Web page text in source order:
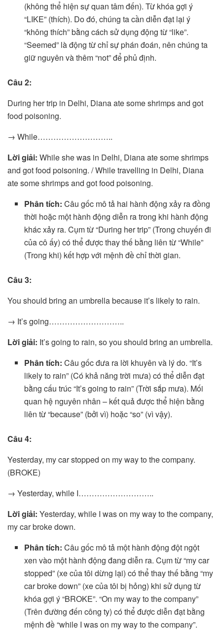
(không thể hiện sự quan tâm đến). Từ khóa gợi ý
“LIKE” (thích). Do đó, chúng ta cần diễn đạt lại ý
“không thích” bằng cách sử dụng động từ “like”.
“Seemed” là động từ chỉ sự phán đoán, nên chúng ta
giữ nguyên và thêm “not” để phủ định.
Câu 2:
During her trip in Delhi, Diana ate some shrimps and got
food poisoning.
→ While………………………..
Lời giải: While she was in Delhi, Diana ate some shrimps
and got food poisoning. / While travelling in Delhi, Diana
ate some shrimps and got food poisoning.
Phân tích: Câu gốc mô tả hai hành động xảy ra đồng
thời hoặc một hành động diễn ra trong khi hành động
khác xảy ra. Cụm từ “During her trip” (Trong chuyến đi
của cô ấy) có thể được thay thế bằng liên từ “While”
(Trong khi) kết hợp với mệnh đề chỉ thời gian.
Câu 3:
You should bring an umbrella because it’s likely to rain.
→ It’s going………………………..
Lời giải: It’s going to rain, so you should bring an umbrella.
Phân tích: Câu gốc đưa ra lời khuyên và lý do. “It’s
likely to rain” (Có khả năng trời mưa) có thể diễn đạt
bằng cấu trúc “It’s going to rain” (Trời sắp mưa). Mối
quan hệ nguyên nhân – kết quả được thể hiện bằng
liên từ “because” (bởi vì) hoặc “so” (vì vậy).
Câu 4:
Yesterday, my car stopped on my way to the company.
(BROKE)
→ Yesterday, while I………………………..
Lời giải: Yesterday, while I was on my way to the company,
my car broke down.
Phân tích: Câu gốc mô tả một hành động đột ngột
xen vào một hành động đang diễn ra. Cụm từ “my car
stopped” (xe của tôi dừng lại) có thể thay thế bằng “my
car broke down” (xe của tôi bị hỏng) khi sử dụng từ
khóa gợi ý “BROKE”. “On my way to the company”
(Trên đường đến công ty) có thể được diễn đạt bằng
mệnh đề “while I was on my way to the company”.